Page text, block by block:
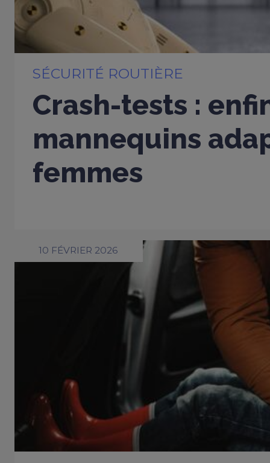
SÉCURITÉ ROUTIÈRE
Crash-tests :
mannequins
femmes
10 FÉVRIER 2026